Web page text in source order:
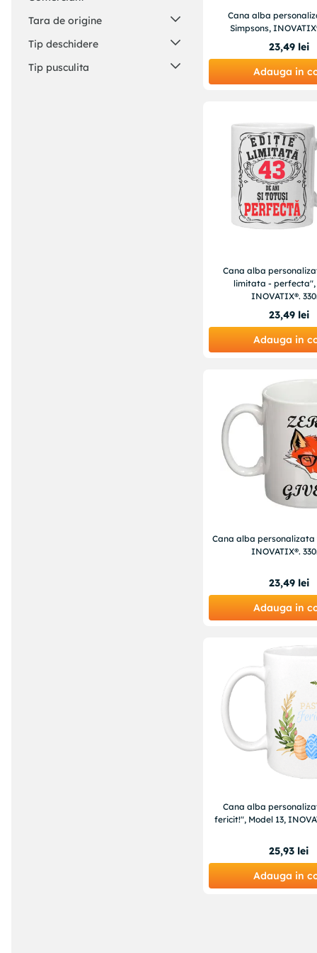
Valentine's Day
Halloween
S.C. VLM URGENT FOOD
DELIVERY S.R.L.
Tara de origine
Romania
Tip deschidere
Dop detasabil (reutilizabila)
Tip pusculita
Cana alba
Simpsons,
23,49 lei
Adauga in
Cana alba
limitata - perfecta",
INOVATIX®.
23,49 lei
Adauga in
Cana alba personalizata
INOVATIX®.
23,49 lei
Adauga in
Cana alba
fericit!", Model 13,
25,93 lei
Adauga in